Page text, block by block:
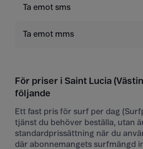
Ta emot sms
Ta emot mms
För priser i Saint Lucia
följande
Ett fast pris för surf per dag
tjänst du behöver beställa, utan
standardprissättning när du
där abonnemangets surfmängd